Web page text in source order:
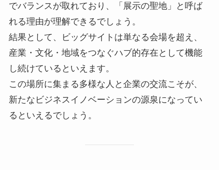
でバランスが取れており、「展示の聖地」と呼ば
れる理由が理解できるでしょう。
結果として、ビッグサイトは単なる会場を超え、
産業・文化・地域をつなぐハブ的存在として機能
し続けているといえます。
この場所に集まる多様な人と企業の交流こそが、
新たなビジネスイノベーションの源泉になってい
るといえるでしょう。